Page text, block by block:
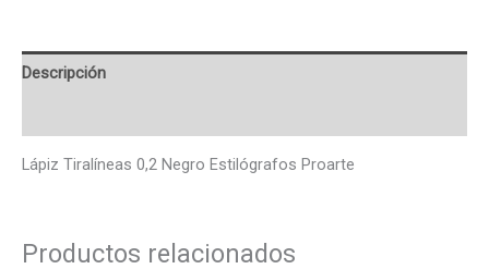
Descripción
Lápiz Tiralíneas 0,2 Negro Estilógrafos Proarte
Productos relacionados